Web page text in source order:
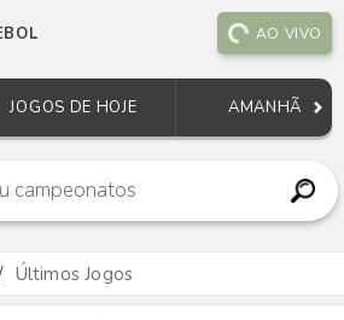
AO VIVO
JOGOS DE HOJE AMANHÃ
Últimos Jogos